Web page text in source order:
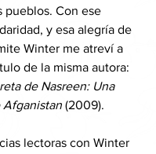
pueblos. Con ese
y esa alegría de
Winter me atreví a
de la misma autora:
de Nasreen: Una
Afganistan (2009).
lectoras con Winter